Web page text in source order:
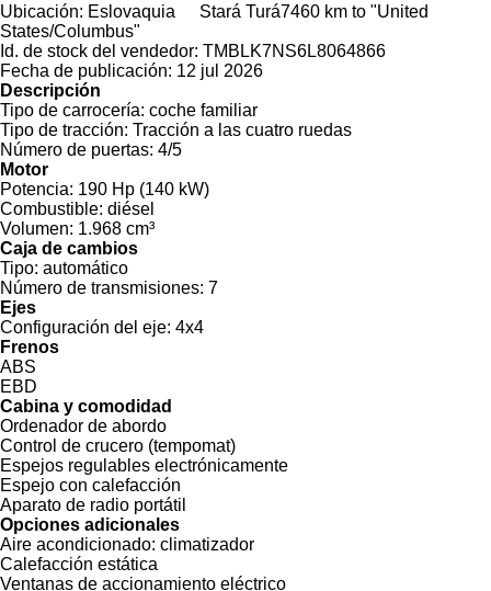
Ubicación: Eslovaquia Stará Turá7460 km to "United
States/Columbus"
Id. de stock del vendedor: TMBLK7NS6L8064866
Fecha de publicación: 12 jul 2026
Descripción
Tipo de carrocería: coche familiar
Tipo de tracción: Tracción a las cuatro ruedas
Número de puertas: 4/5
Motor
Potencia: 190 Hp (140 kW)
Combustible: diésel
Volumen: 1.968 cm³
Caja de cambios
Tipo: automático
Número de transmisiones: 7
Ejes
Configuración del eje: 4x4
Frenos
ABS
EBD
Cabina y comodidad
Ordenador de abordo
Control de crucero (tempomat)
Espejos regulables electrónicamente
Espejo con calefacción
Aparato de radio portátil
Opciones adicionales
Aire acondicionado: climatizador
Calefacción estática
Ventanas de accionamiento eléctrico